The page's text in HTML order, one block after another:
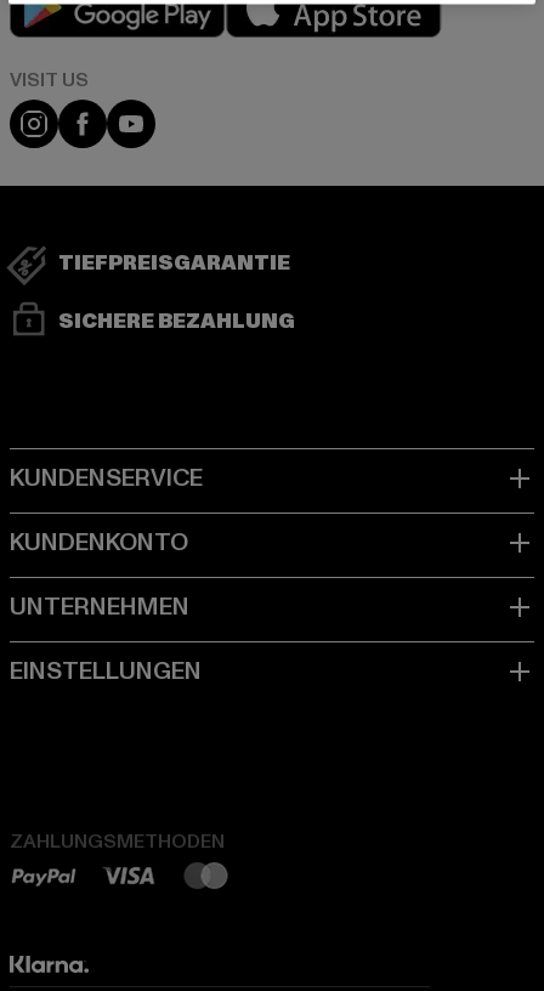
Visit our Instagram page:
Visit our Facebook page:
Visit our YouTube channel:
TIEFPREISGARANTIE
SICHERE BEZAHLUNG
ZAHLUNGSMETHODEN